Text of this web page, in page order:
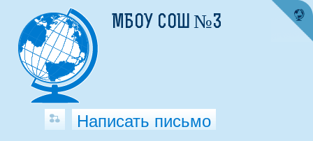
МБОУ СОШ №3
Написать письмо